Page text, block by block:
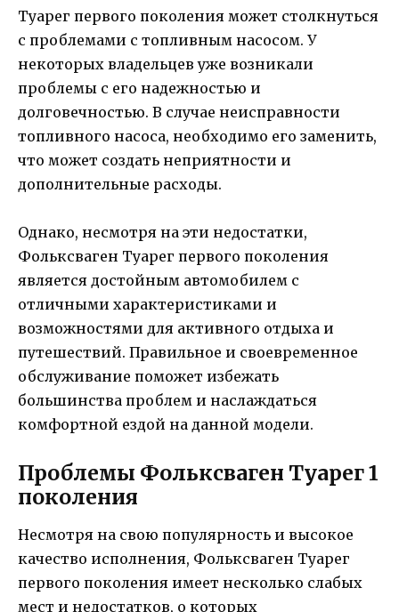
Туарег первого поколения может столкнуться
с проблемами с топливным насосом. У
некоторых владельцев уже возникали
проблемы с его надежностью и
долговечностью. В случае неисправности
топливного насоса, необходимо его заменить,
что может создать неприятности и
дополнительные расходы.
Однако, несмотря на эти недостатки,
Фольксваген Туарег первого поколения
является достойным автомобилем с
отличными характеристиками и
возможностями для активного отдыха и
путешествий. Правильное и своевременное
обслуживание поможет избежать
большинства проблем и наслаждаться
комфортной ездой на данной модели.
Проблемы Фольксваген Туарег 1
поколения
Несмотря на свою популярность и высокое
качество исполнения, Фольксваген Туарег
первого поколения имеет несколько слабых
мест и недостатков, о которых